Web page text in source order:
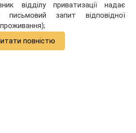
відділу приватизації надає
запит відповідної
проживання);
повністю